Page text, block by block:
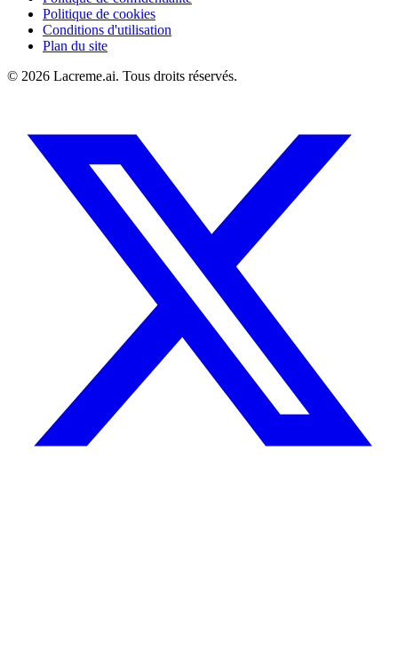
Politique de cookies
Conditions d'utilisation
Plan du site
© 2026 Lacreme.ai. Tous droits réservés.